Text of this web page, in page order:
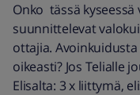
Onko tässä kyseessä
suunnittelevat
ottajia.
oikeasti? Jos Telialle
Elisalta: 3 x liittymä,